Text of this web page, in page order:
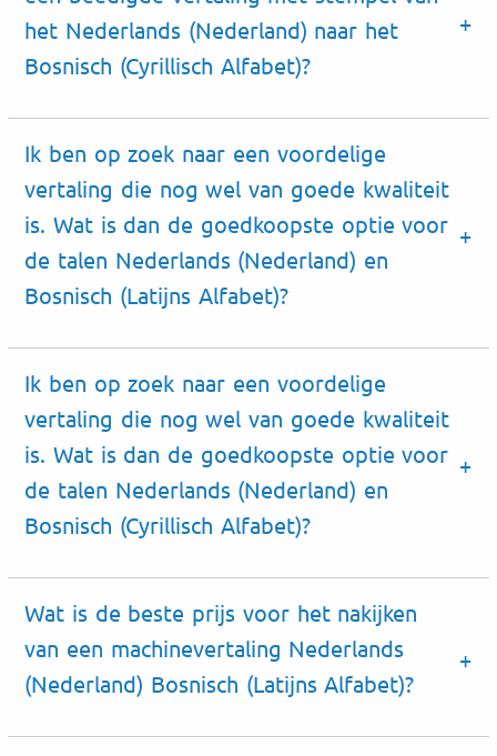
het Nederlands (Nederland) naar het
Bosnisch (Cyrillisch Alfabet)?
Ik ben op zoek naar een voordelige
vertaling die nog wel van goede kwaliteit
is. Wat is dan de goedkoopste optie voor
de talen Nederlands (Nederland) en
Bosnisch (Latijns Alfabet)?
Ik ben op zoek naar een voordelige
vertaling die nog wel van goede kwaliteit
is. Wat is dan de goedkoopste optie voor
de talen Nederlands (Nederland) en
Bosnisch (Cyrillisch Alfabet)?
Wat is de beste prijs voor het nakijken
van een machinevertaling Nederlands
(Nederland) Bosnisch (Latijns Alfabet)?